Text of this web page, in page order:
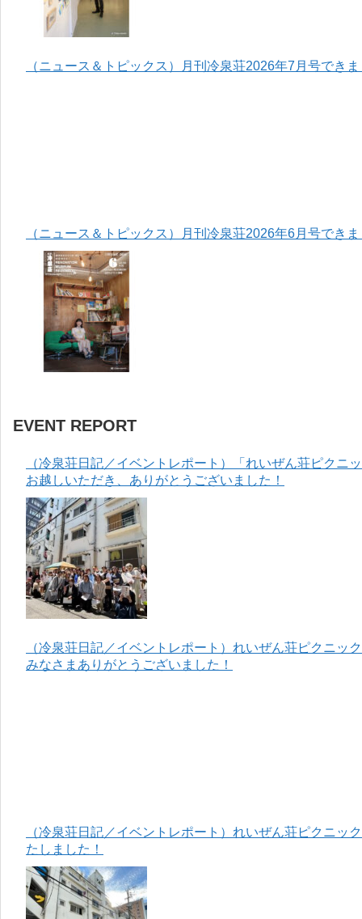
（ニュース＆トピックス）月刊冷泉荘2026年7月号でき
（ニュース＆トピックス）月刊冷泉荘2026年6月号でき
EVENT REPORT
（冷泉荘日記／イベントレポート）「れいぜん荘ピクニ
お越しいただき、ありがとうございました！
（冷泉荘日記／イベントレポート）れいぜん荘ピクニッ
みなさまありがとうございました！
（冷泉荘日記／イベントレポート）れいぜん荘ピクニッ
たしました！